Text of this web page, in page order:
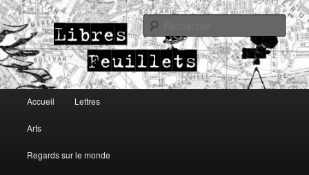
Libres Feuillets
Lettres, arts, regards sur le monde
Aller au contenu principal
Aller au contenu secondaire
Accueil Lettres
Arts
Regards sur le monde